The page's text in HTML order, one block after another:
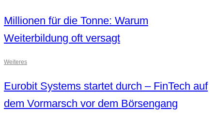
Millionen für die Tonne: Warum
Weiterbildung oft versagt
Weiteres
Eurobit Systems startet durch – FinTech auf
dem Vormarsch vor dem Börsengang